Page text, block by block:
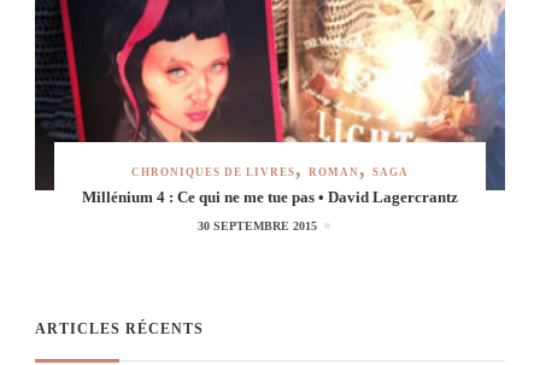
CHRONIQUES DE LIVRES ROMAN SAGA
Millénium 4 : Ce qui ne me tue pas • David Lagercrantz
30 SEPTEMBRE 2015
ARTICLES RÉCENTS